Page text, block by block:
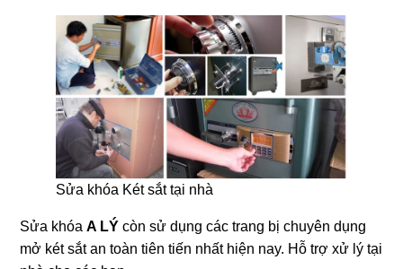
Sửa khóa Két sắt tại nhà
Sửa khóaA LÝ còn sử dụng các trang bị chuyên dụng
mở két sắt an toàn tiên tiến nhất hiện nay. Hỗ trợ xử lý tại